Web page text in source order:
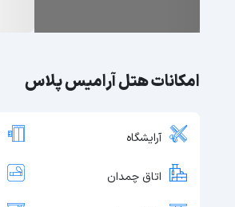
امکانات هتل آرامیس پلاس
آرایشگاه
اتاق چمدان